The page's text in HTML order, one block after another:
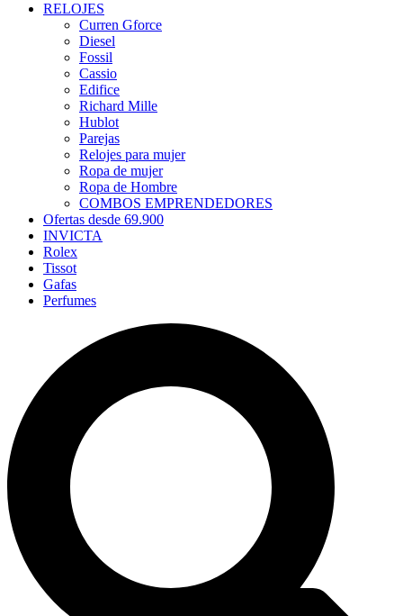
RELOJES
Curren Gforce
Diesel
Fossil
Cassio
Edifice
Richard Mille
Hublot
Parejas
Relojes para mujer
Ropa de mujer
Ropa de Hombre
COMBOS EMPRENDEDORES
Ofertas desde 69.900
INVICTA
Rolex
Tissot
Gafas
Perfumes